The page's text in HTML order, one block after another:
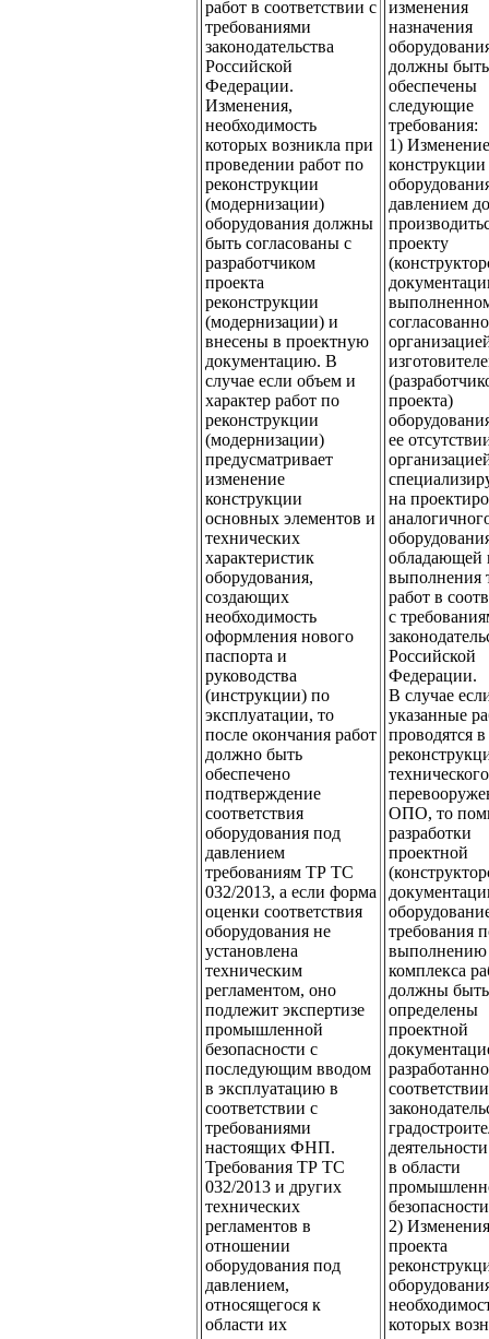
работ в соответствии с
требованиями
законодательства
Российской
Федерации.
Изменения,
необходимость
которых возникла при
проведении работ по
реконструкции
(модернизации)
оборудования должны
быть согласованы с
разработчиком
проекта
реконструкции
(модернизации) и
внесены в проектную
документацию. В
случае если объем и
характер работ по
реконструкции
(модернизации)
предусматривает
изменение
конструкции
основных элементов и
технических
характеристик
оборудования,
создающих
необходимость
оформления нового
паспорта и
руководства
(инструкции) по
эксплуатации, то
после окончания работ
должно быть
обеспечено
подтверждение
соответствия
оборудования под
давлением
требованиям ТР ТС
032/2013, а если форма
оценки соответствия
оборудования не
установлена
техническим
регламентом, оно
подлежит экспертизе
промышленной
безопасности с
последующим вводом
в эксплуатацию в
соответствии с
требованиями
настоящих ФНП.
Требования ТР ТС
032/2013 и других
технических
регламентов в
отношении
оборудования под
давлением,
относящегося к
области их
изменения
назначения
должны быть
обеспечены
следующие
требования:
1) Изменение
конструкции
давлением
проекту
проекта)
ее
на
обладающей
выполнения
работ в
с
Российской
Федерации.
В случае
указанные
проводятся
технического
ОПО, то
разработки
проектной
требования
выполнению
комплекса
должны быть
определены
проектной
в области
2) Изменения
проекта
которых